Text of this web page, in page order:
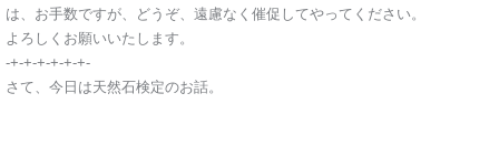
は、お手数ですが、どうぞ、遠慮なく催促してやってください。
よろしくお願いいたします。
-+-+-+-+-+-+-
さて、今日は天然石検定のお話。